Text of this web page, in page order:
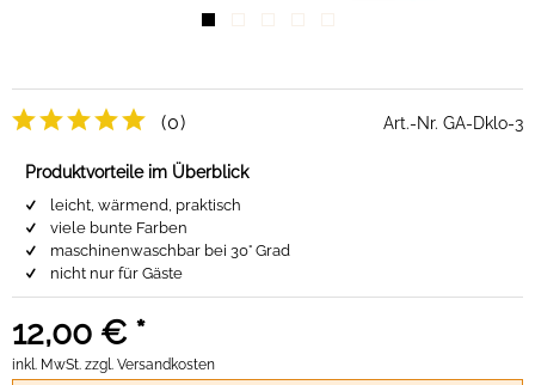
(0) Art.-Nr. GA-Dklo-3
Produktvorteile im Überblick
leicht, wärmend, praktisch
viele bunte Farben
maschinenwaschbar bei 30° Grad
nicht nur für Gäste
12,00 € *
inkl. MwSt. zzgl. Versandkosten